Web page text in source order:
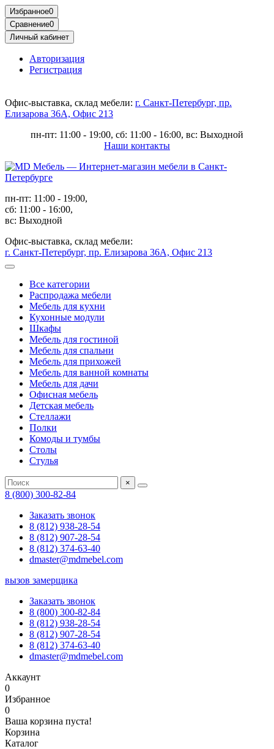
Избранное0
Сравнение0
Личный кабинет
Авторизация
Регистрация
Офис-выставка, склад мебели: г. Санкт-Петербург, пр.
Елизарова 36А, Офис 213
пн-пт: 11:00 - 19:00, сб: 11:00 - 16:00, вс: Выходной
Наши контакты
пн-пт: 11:00 - 19:00,
сб: 11:00 - 16:00,
вс: Выходной
Офис-выставка, склад мебели:
г. Санкт-Петербург, пр. Елизарова 36А, Офис 213
Все категории
Распродажа мебели
Мебель для кухни
Кухонные модули
Шкафы
Мебель для гостиной
Мебель для спальни
Мебель для прихожей
Мебель для ванной комнаты
Мебель для дачи
Офисная мебель
Детская мебель
Стеллажи
Полки
Комоды и тумбы
Столы
Стулья
×
8 (800) 300-82-84
Заказать звонок
8 (812) 938-28-54
8 (812) 907-28-54
8 (812) 374-63-40
dmaster@mdmebel.com
вызов замерщика
Заказать звонок
8 (800) 300-82-84
8 (812) 938-28-54
8 (812) 907-28-54
8 (812) 374-63-40
dmaster@mdmebel.com
Аккаунт
0
Избранное
0
Ваша корзина пуста!
Корзина
Каталог